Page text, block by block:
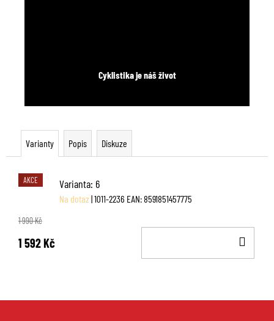
Cyklistika je náš život
Varianty Popis Diskuze
AKCE Varianta: 6
Na dotaz| 1011-2236 EAN:8591851457775
1 990 Kč
1 592 Kč